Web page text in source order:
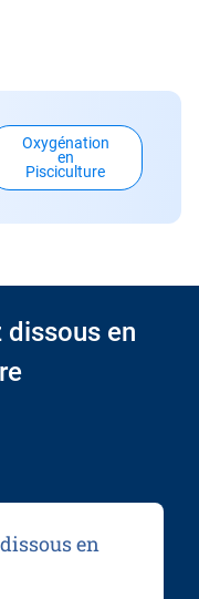
Oxygénation
en
Pisciculture
dissous en
en